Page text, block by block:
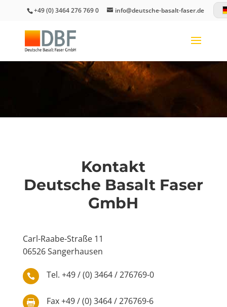
+49 (0) 3464 276 769 0 info@deutsche-basalt-faser.de
Kontakt
Deutsche Basalt Faser
GmbH
Carl-Raabe-Straße 11
06526 Sangerhausen
 Tel. +49 / (0) 3464 / 276769-0
 Fax +49 / (0) 3464 / 276769-6